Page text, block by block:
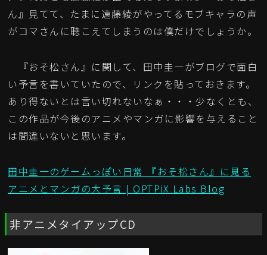
ん』見てて、たまに遠藤綾がやってるモブキャラの声
がコマさんに聴こえてしまうのは僕だけでしょうか。
『おそ松さん』に関して、田中圭一がブログで面白
い予言を書いていたので、リンクを貼っておきます。
あり得ないとは言い切れないなぁ・・・少なくとも、
この作品が今後のアニメやマンガに影響を与えること
は間違いないと思います。
田中圭一のゲームっぽい日常 『おそ松さん』に見る
アニメとマンガの大予言 | OPTPiX Labs Blog
非アニメタイアップCD